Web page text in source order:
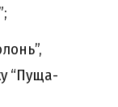
“Пуща-